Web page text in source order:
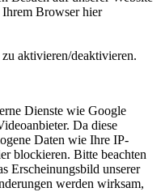
Browser hier
aktivieren/deaktivieren.
Dienste wie Google
Da diese
Daten wie Ihre IP-
blockieren. Bitte beachten
Erscheinungsbild unserer
werden wirksam,